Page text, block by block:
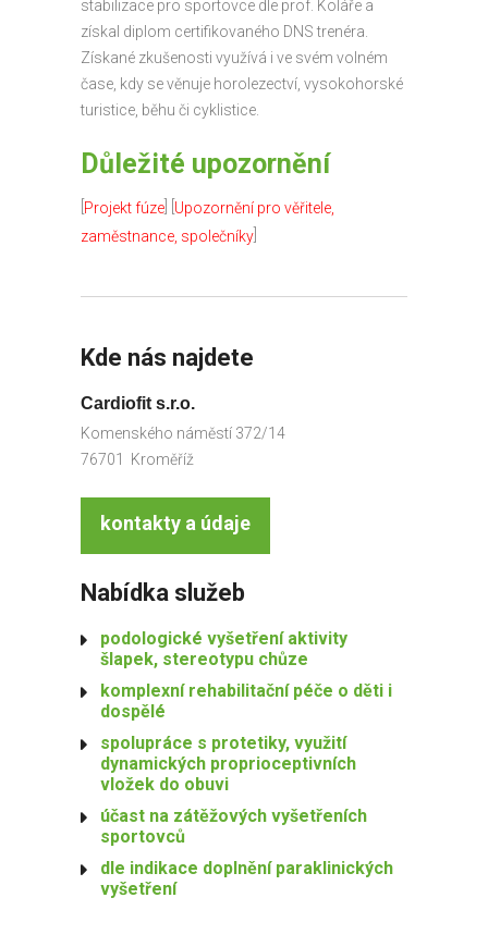
stabilizace pro sportovce dle prof. Koláře a
získal diplom certifikovaného DNS trenéra.
Získané zkušenosti využívá i ve svém volném
čase, kdy se věnuje horolezectví, vysokohorské
turistice, běhu či cyklistice.
Důležité upozornění
Projekt fúze
Upozornění pro věřitele,
zaměstnance, společníky
Kde nás najdete
Cardiofit s.r.o.
Komenského náměstí 372/14
76701 Kroměříž
kontakty a údaje
Nabídka služeb
podologické vyšetření aktivity
šlapek, stereotypu chůze
komplexní rehabilitační péče o děti i
dospělé
spolupráce s protetiky, využití
dynamických proprioceptivních
vložek do obuvi
účast na zátěžových vyšetřeních
sportovců
dle indikace doplnění paraklinických
vyšetření